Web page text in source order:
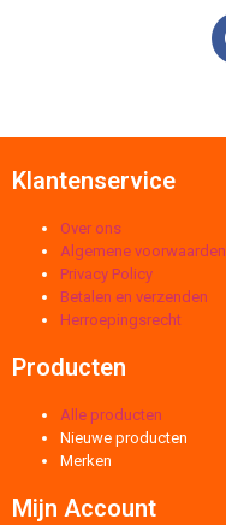
Klantenservice
Over ons
Algemene voorwaarden
Privacy Policy
Betalen en verzenden
Herroepingsrecht
Producten
Alle producten
Nieuwe producten
Merken
Mijn Account